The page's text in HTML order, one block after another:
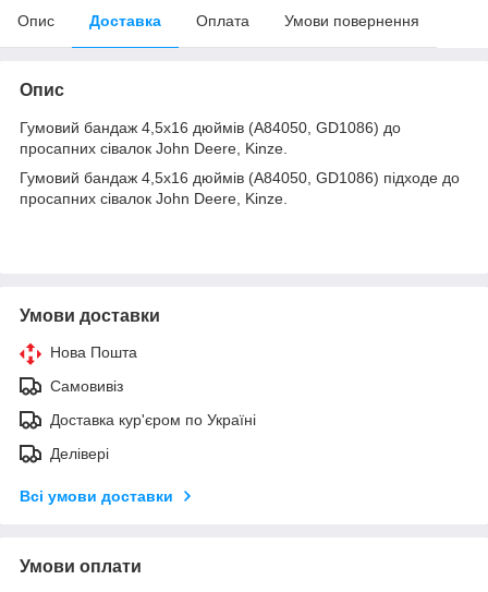
Опис Доставка Оплата Умови повернення
Опис
Гумовий бандаж 4,5х16 дюймів (A84050, GD1086) до
просапних сівалок John Deere, Kinze.
Гумовий бандаж 4,5х16 дюймів (A84050, GD1086) підходе до
просапних сівалок John Deere, Kinze.
Умови доставки
Нова Пошта
Самовивіз
Доставка кур'єром по Україні
Делівері
Всі умови доставки
Умови оплати